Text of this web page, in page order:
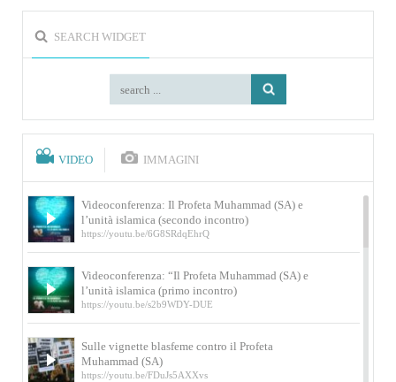
SEARCH WIDGET
VIDEO IMMAGINI
Videoconferenza: Il Profeta Muhammad (SA) e
l’unità islamica (secondo incontro)
https://youtu.be/6G8SRdqEhrQ
Videoconferenza: “Il Profeta Muhammad (SA) e
l’unità islamica (primo incontro)
https://youtu.be/s2b9WDY-DUE
Sulle vignette blasfeme contro il Profeta
Muhammad (SA)
https://youtu.be/FDuJs5AXXvs